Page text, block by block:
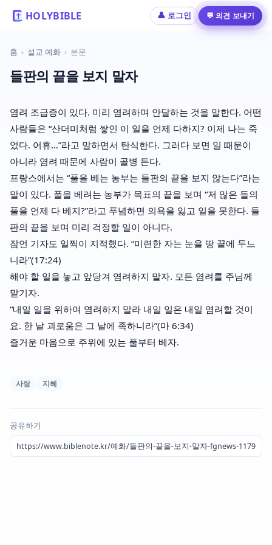
HOLYBIBLE 👤 로그인 💬 의견 보내기
홈 › 설교 예화 › 본문
들판의 끝을 보지 말자
염려 조급증이 있다. 미리 염려하며 안달하는 것을 말한다. 어떤
사람들은 “산더미처럼 쌓인 이 일을 언제 다하지? 이제 나는 죽
었다. 어휴…”라고 말하면서 탄식한다. 그러다 보면 일 때문이
아니라 염려 때문에 사람이 골병 든다.
프랑스에서는 “풀을 베는 농부는 들판의 끝을 보지 않는다”라는
말이 있다. 풀을 베려는 농부가 목표의 끝을 보며 “저 많은 들의
풀을 언제 다 베지?”라고 푸념하면 의욕을 잃고 일을 못한다. 들
판의 끝을 보며 미리 걱정할 일이 아니다.
잠언 기자도 일찍이 지적했다. “미련한 자는 눈을 땅 끝에 두느
니라”(17:24)
해야 할 일을 놓고 앞당겨 염려하지 말자. 모든 염려를 주님께
맡기자.
“내일 일을 위하여 염려하지 말라 내일 일은 내일 염려할 것이
요. 한 날 괴로움은 그 날에 족하니라”(마 6:34)
즐거운 마음으로 주위에 있는 풀부터 베자.
사랑 지혜
공유하기